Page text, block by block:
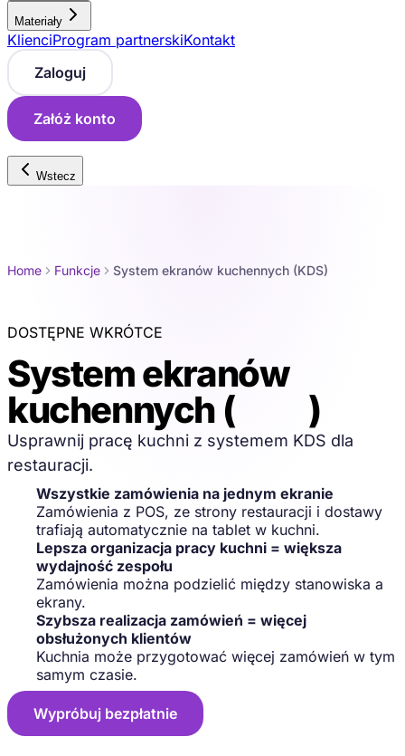
Materiały
KlienciProgram partnerskiKontakt
Zaloguj
Załóż konto
Wstecz
Home Funkcje System ekranów kuchennych (KDS)
DOSTĘPNE WKRÓTCE
System ekranów
kuchennych (
)
Usprawnij pracę kuchni z systemem KDS dla
restauracji.
Wszystkie zamówienia na jednym ekranie
Zamówienia z POS, ze strony restauracji i dostawy
trafiają automatycznie na tablet w kuchni.
Lepsza organizacja pracy kuchni = większa
wydajność zespołu
Zamówienia można podzielić między stanowiska a
ekrany.
Szybsza realizacja zamówień = więcej
obsłużonych klientów
Kuchnia może przygotować więcej zamówień w tym
samym czasie.
Wypróbuj bezpłatnie